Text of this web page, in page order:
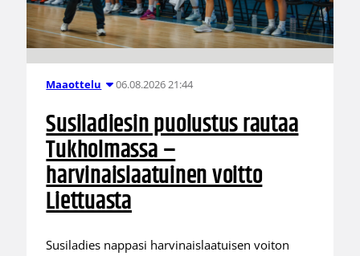
Maaottelu 06.08.2026 21:44
Susiladiesin puolustus rautaa
Tukholmassa –
harvinaislaatuinen voitto
Liettuasta
Susiladies nappasi harvinaislaatuisen voiton